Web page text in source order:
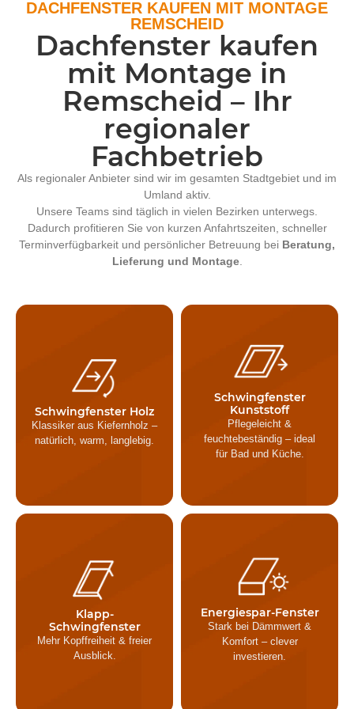
DACHFENSTER KAUFEN MIT MONTAGE
REMSCHEID
Dachfenster kaufen
mit Montage in
Remscheid – Ihr
regionaler
Fachbetrieb
Als regionaler Anbieter sind wir im gesamten Stadtgebiet und im
Umland aktiv.
Unsere Teams sind täglich in vielen Bezirken unterwegs.
Dadurch profitieren Sie von kurzen Anfahrtszeiten, schneller
Terminverfügbarkeit und persönlicher Betreuung bei Beratung,
Lieferung und Montage.
Schwingfenster Holz
Klassiker aus Kiefernholz –
natürlich, warm, langlebig.
Der Flügel lässt sich bis
180° drehen
– bequem
zu reinigen. Mit
integrierter
Dauerlüftung
für
gesundes Raumklima.
Schwingfenster
Kunststoff
Pflegeleicht &
feuchtebeständig – ideal
für Bad und Küche.
Robustes Mehrkammer-
PVC, leicht zu pflegen,
mit
180°-
Schwingfunktion
Putzen. Gute Wahl bei
höherer Luftfeuchte.
Klapp-
Schwingfenster
Mehr Kopffreiheit & freier
Ausblick.
Lässt sich
nach oben
aufstellen
(Top-Hung)
und zusätzlich
schwenken –
komfortabel lüften &
reinigen.
Energiespar-Fenster
Stark bei Dämmwert &
Komfort – clever
investieren.
OptiLight/FAKRO-
Technik verbindet
solider Verarbeitung –
viel Licht
, angenehm
bedienbar.